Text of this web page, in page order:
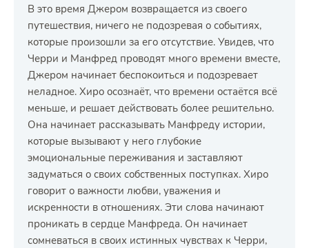
В это время Джером возвращается из своего
путешествия, ничего не подозревая о событиях,
которые произошли за его отсутствие. Увидев, что
Черри и Манфред проводят много времени вместе,
Джером начинает беспокоиться и подозревает
неладное. Хиро осознаёт, что времени остаётся всё
меньше, и решает действовать более решительно.
Она начинает рассказывать Манфреду истории,
которые вызывают у него глубокие
эмоциональные переживания и заставляют
задуматься о своих собственных поступках. Хиро
говорит о важности любви, уважения и
искренности в отношениях. Эти слова начинают
проникать в сердце Манфреда. Он начинает
сомневаться в своих истинных чувствах к Черри,